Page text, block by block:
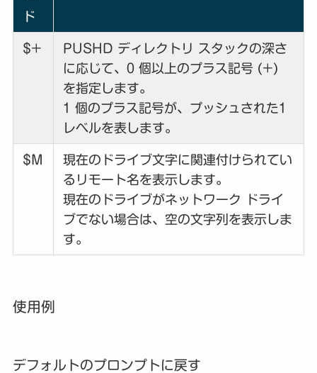
ド
$+
PUSHD ディレクトリ スタックの深さ
に応じて、0 個以上のプラス記号 (+)
を指定します。
1 個のプラス記号が、プッシュされた1
レベルを表します。
$M
現在のドライブ文字に関連付けられてい
るリモート名を表示します。
現在のドライブがネットワーク ドライ
ブでない場合は、空の文字列を表示しま
す。
使用例
デフォルトのプロンプトに戻す